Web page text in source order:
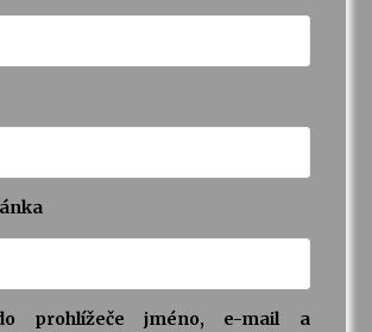
prohlížeče jméno, e-mail a